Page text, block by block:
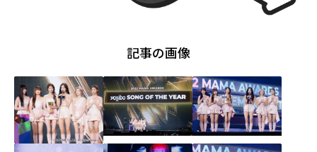
記事の画像